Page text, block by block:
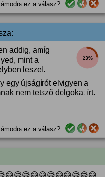
ez a válasz?
23%
addig, amíg
mint a
leszel.
egy újságírót elvigyen a
nem tetsző dolgokat írt.
ez a válasz?